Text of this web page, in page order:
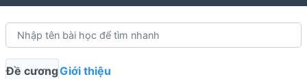
Đề cươngGiới thiệu